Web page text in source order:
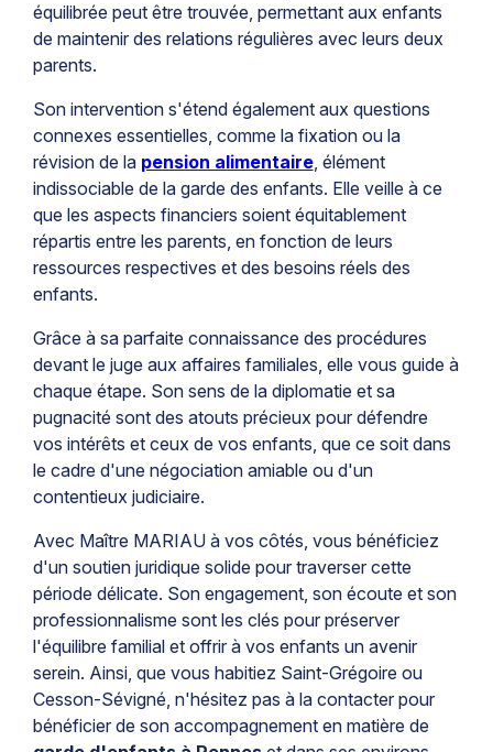
équilibrée peut être trouvée, permettant aux enfants
de maintenir des relations régulières avec leurs deux
parents.
Son intervention s'étend également aux questions
connexes essentielles, comme la fixation ou la
révision de la pension alimentaire, élément
indissociable de la garde des enfants. Elle veille à ce
que les aspects financiers soient équitablement
répartis entre les parents, en fonction de leurs
ressources respectives et des besoins réels des
enfants.
Grâce à sa parfaite connaissance des procédures
devant le juge aux affaires familiales, elle vous guide à
chaque étape. Son sens de la diplomatie et sa
pugnacité sont des atouts précieux pour défendre
vos intérêts et ceux de vos enfants, que ce soit dans
le cadre d'une négociation amiable ou d'un
contentieux judiciaire.
Avec Maître MARIAU à vos côtés, vous bénéficiez
d'un soutien juridique solide pour traverser cette
période délicate. Son engagement, son écoute et son
professionnalisme sont les clés pour préserver
l'équilibre familial et offrir à vos enfants un avenir
serein. Ainsi, que vous habitiez Saint-Grégoire ou
Cesson-Sévigné, n'hésitez pas à la contacter pour
bénéficier de son accompagnement en matière de